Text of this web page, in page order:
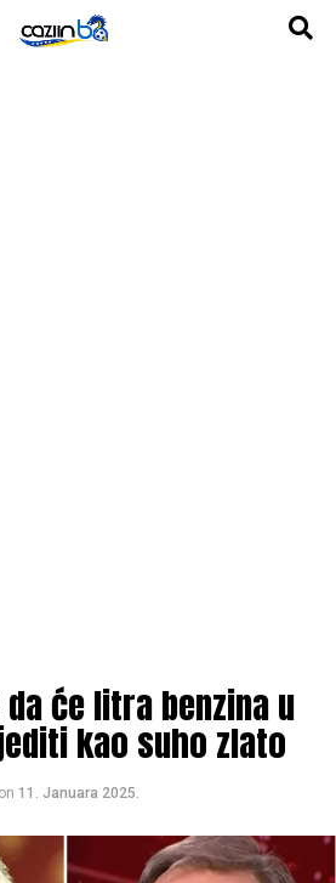
da će litra benzina u
kao suho zlato
on 11. Januara 2025.